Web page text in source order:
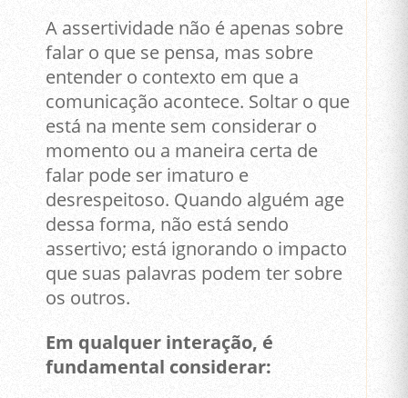
A assertividade não é apenas sobre
falar o que se pensa, mas sobre
entender o contexto em que a
comunicação acontece. Soltar o que
está na mente sem considerar o
momento ou a maneira certa de
falar pode ser imaturo e
desrespeitoso. Quando alguém age
dessa forma, não está sendo
assertivo; está ignorando o impacto
que suas palavras podem ter sobre
os outros.
Em qualquer interação, é
fundamental considerar: